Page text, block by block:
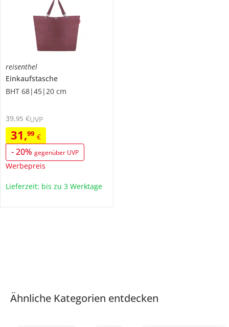
reisenthel
Einkaufstasche
BHT 68|45|20 cm
31,99 €
-20% gegenüber UVP
Werbepreis
39,95 €UVP
Lieferzeit: bis zu 3 Werktage
Ähnliche Kategorien entdecken